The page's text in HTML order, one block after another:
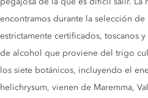
encontramos durante la selección
estrictamente certificados, toscanos
de alcohol que proviene del trigo
los siete botánicos, incluyendo el
helichrysum, vienen de Maremma,